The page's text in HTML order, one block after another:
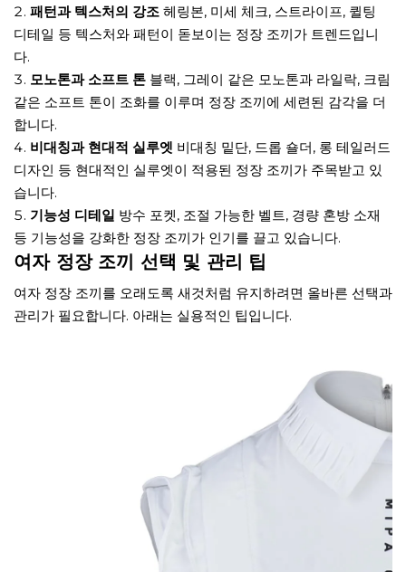
패턴과 텍스처의 강조 헤링본, 미세 체크, 스트라이프, 퀼팅
디테일 등 텍스처와 패턴이 돋보이는 정장 조끼가 트렌드입니
다.
모노톤과 소프트 톤 블랙, 그레이 같은 모노톤과 라일락, 크림
같은 소프트 톤이 조화를 이루며 정장 조끼에 세련된 감각을 더
합니다.
비대칭과 현대적 실루엣 비대칭 밑단, 드롭 숄더, 롱 테일러드
디자인 등 현대적인 실루엣이 적용된 정장 조끼가 주목받고 있
습니다.
기능성 디테일 방수 포켓, 조절 가능한 벨트, 경량 혼방 소재
등 기능성을 강화한 정장 조끼가 인기를 끌고 있습니다.
여자 정장 조끼 선택 및 관리 팁
여자 정장 조끼를 오래도록 새것처럼 유지하려면 올바른 선택과
관리가 필요합니다. 아래는 실용적인 팁입니다.